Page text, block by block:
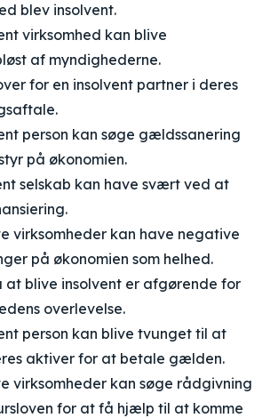
blev insolvent.
virksomhed kan blive
af myndighederne.
for en insolvent partner i deres
person kan søge gældssanering
på økonomien.
selskab kan have svært ved at
virksomheder kan have negative
på økonomien som helhed.
at blive insolvent er afgørende for
overlevelse.
person kan blive tvunget til at
aktiver for at betale gælden.
virksomheder kan søge rådgivning
for at få hjælp til at komme